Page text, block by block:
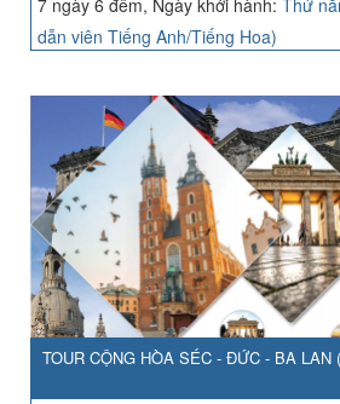
7 ngày 6 đêm, Ngày khởi hành: Thứ
dẫn viên Tiếng Anh/Tiếng Hoa)
TOUR CỘNG HÒA SÉC - ĐỨC - BA LAN